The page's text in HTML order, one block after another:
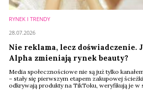
RYNEK I TRENDY
Nie reklama, lecz doświadczenie.
Alpha zmieniają rynek beauty?
Media społecznościowe nie są już tylko
– stały się pierwszym etapem zakupowej
odkrywają produkty na TikToku, weryfikują je w
28.07.2026